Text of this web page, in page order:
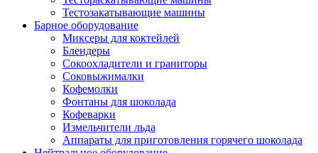
Тестозакатывающие машины
Барное оборудование
Миксеры для коктейлей
Блендеры
Сокоохладители и граниторы
Соковыжималки
Кофемолки
Фонтаны для шоколада
Кофеварки
Измельчители льда
Аппараты для приготовления горячего шоколада